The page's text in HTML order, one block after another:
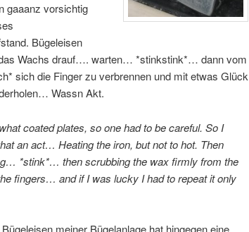
gaaanz vorsichtig
Bügeleisen
Wachs drauf…. warten… *stinkstink*… dann vom
sich die Finger zu verbrennen und mit etwas Glück
Wassn Akt.
coated plates, so one had to be careful. So I
an act… Heating the iron, but not to hot. Then
*stink*… then scrubbing the wax firmly from the
fingers… and if I was lucky I had to repeat it only
meiner Bügelanlage hat hingegen eine